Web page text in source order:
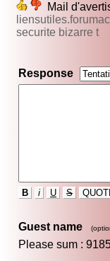
Mail
securite bizarre t
Response
B i U S
Guest name
Please sum :